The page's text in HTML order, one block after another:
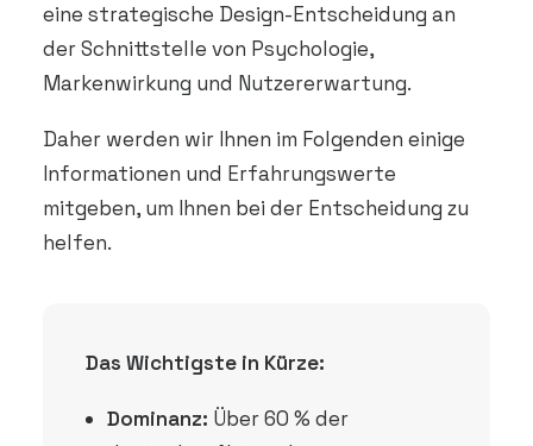
eine strategische Design-Entscheidung an
der Schnittstelle von Psychologie,
Markenwirkung und Nutzererwartung.
Daher werden wir Ihnen im Folgenden einige
Informationen und Erfahrungswerte
mitgeben, um Ihnen bei der Entscheidung zu
helfen.
Das Wichtigste in Kürze:
Dominanz: Über 60 % der